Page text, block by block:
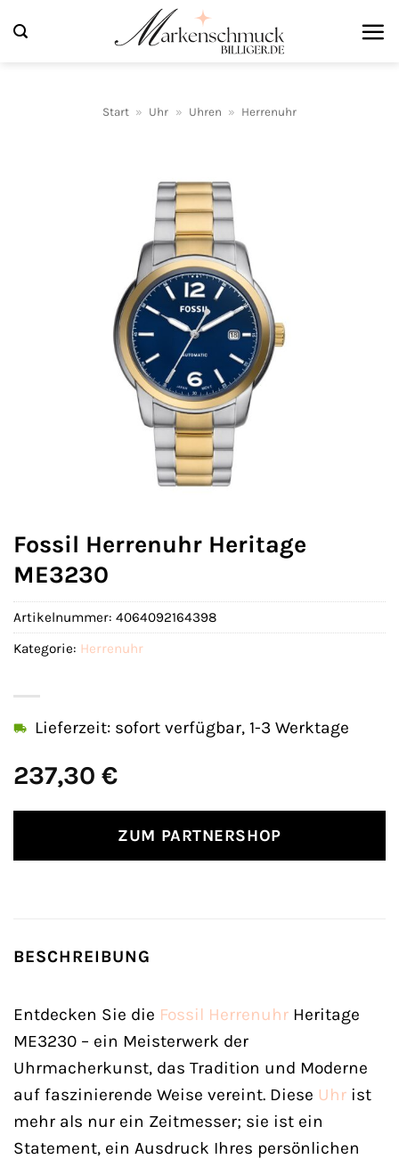
Inhalt
Start » Uhr » Uhren » Herrenuhr
Fossil Herrenuhr Heritage
ME3230
237,30 €
Lieferzeit: sofort verfügbar, 1-3 Werktage
ZUM PARTNERSHOP
Artikelnummer: 4064092164398
Kategorie: Herrenuhr
BESCHREIBUNG
Entdecken Sie die Fossil Herrenuhr Heritage
ME3230 – ein Meisterwerk der
Uhrmacherkunst, das Tradition und Moderne
auf faszinierende Weise vereint. Diese Uhr ist
mehr als nur ein Zeitmesser; sie ist ein
Statement, ein Ausdruck Ihres persönlichen